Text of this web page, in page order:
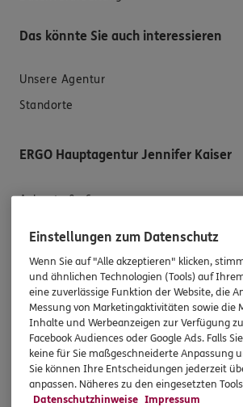
Das könnte Sie auch interessieren
Unsere Agentur
Standorte
ERGO Hauptagentur Jennifer Kaiser
Ankerstraße 6
Mobil: 015560389894
Öffnungszeiten
Mo.: 09:00 - 13:00
Di.:
09:00 - 13:00
Mi. :
09:00 - 13:00
Do.:
09:00 - 13:00
Fr.:
10:00 - 12:00
: geschlossen
Einstellungen zum Datenschutz
Wenn Sie auf "Alle akzeptieren" klicken,
und ähnlichen Technologien (Tools) auf
eine zuverlässige Funktion der Website, die
Messung von Marketingaktivitäten sowie die
Inhalte und Werbeanzeigen zur Verfügung
Facebook Audiences oder Google Ads. Falls
keine für Sie maßgeschneiderte Anpassung
Sie können Ihre Entscheidungen jederzeit
anpassen. Näheres zu den eingesetzten
Datenschutzhinweise Impressum